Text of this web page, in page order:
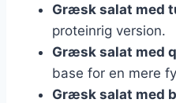
Græsk salat med
proteinrig version.
Græsk salat med
base for en mere
Græsk salat med